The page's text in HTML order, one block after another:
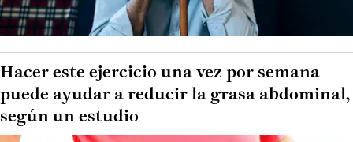
Hacer este ejercicio una vez por semana
puede ayudar a reducir la grasa abdominal,
según un estudio